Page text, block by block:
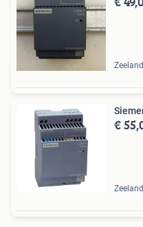
Zeeland
€
Zeeland